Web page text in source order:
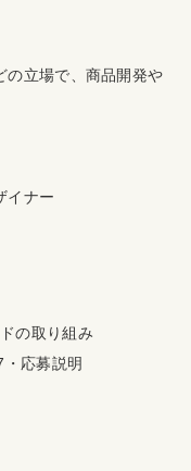
の立場で、商品開発や
イナー
の取り組み
応募説明